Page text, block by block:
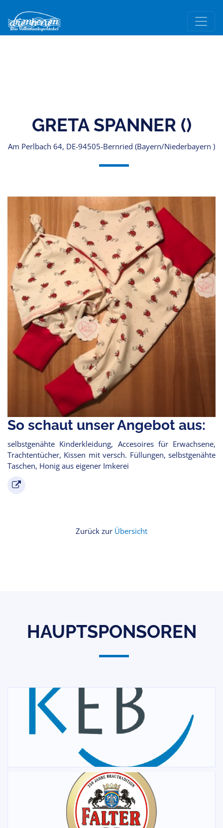
GRETA SPANNER ()
Am Perlbach 64, DE-94505-Bernried (Bayern/Niederbayern )
So schaut unser Angebot aus:
selbstgenähte Kinderkleidung, Accesoires für Erwachsene,
Trachtentücher, Kissen mit versch. Füllungen, selbstgenähte
Taschen, Honig aus eigener Imkerei
Zurück zur Übersicht
HAUPTSPONSOREN